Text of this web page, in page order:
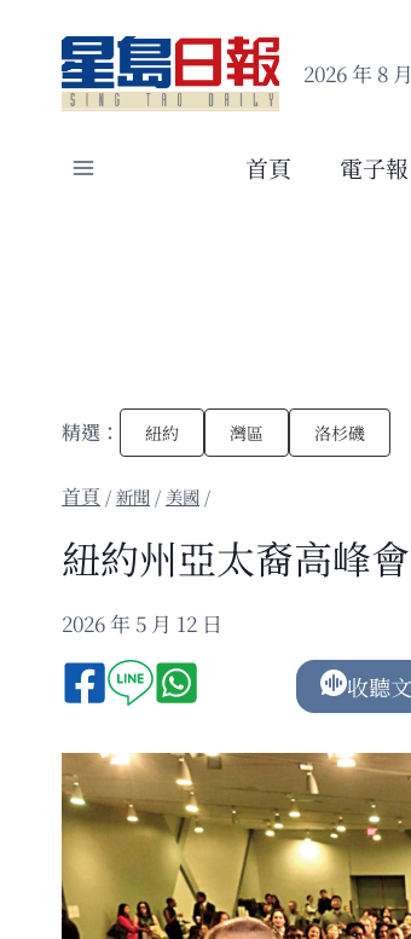
content
2026 年 8
首頁 電子報
精選： 紐約 灣區 洛杉磯
/新聞 / 美國 /
紐約州亞太裔高峰
2026 年 5 月 12 日
收聽